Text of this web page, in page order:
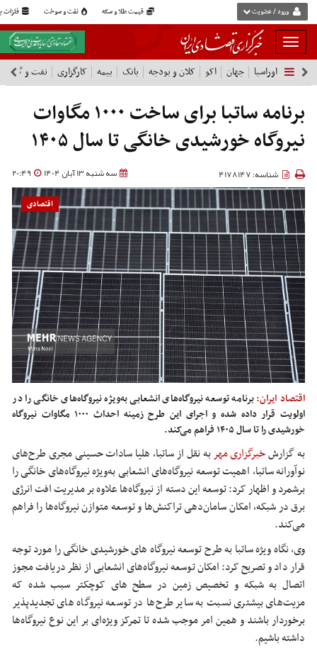
قیمت طلا و سکه نفت و سوخت فلزات ورود / عضویت
بار
و
بسته
نمودن
فهرست
اوراسیا جهان اکو کلان و بودجه بانک بیمه کارگزاری نفت و گاز
برنامه ساتبا برای ساخت ۱۰۰۰ مگاوات
نیروگاه خورشیدی خانگی تا سال ۱۴۰۵
سه شنبه 13 آبان 1404 20:49 شناسه: 4178147
اقتصادی
اقتصاد ایران:برنامه توسعه نیروگاه‌های انشعابی به‌ویژه نیروگاه‌های خانگی را در
اولویت قرار داده شده و اجرای این طرح زمینه احداث ۱۰۰۰ مگاوات نیروگاه
خورشیدی را تا سال ۱۴۰۵ فراهم می‌کند.
به گزارشخبرگزاری مهربه نقل از ساتبا، هلیا سادات حسینی مجری طرح‌های
نوآورانه ساتبا، اهمیت توسعه نیروگاه‌های انشعابی به‌ویژه نیروگاه‌های خانگی را
برشمرد و اظهار کرد: توسعه این دسته از نیروگاه‌ها علاوه بر مدیریت افت انرژی
برق در شبکه، امکان سامان‌دهی تراکنش‌ها و توسعه متوازن نیروگاه‌ها را فراهم
می‌کند.
وی، نگاه ویژه ساتبا به طرح توسعه نیروگاه های خورشیدی خانگی را مورد توجه
قرار داد و تصریح کرد: امکان توسعه نیروگاه‌های انشعابی از نظر دریافت مجوز
اتصال به شبکه و تخصیص زمین در سطح های کوچکتر سبب شده که
مزیت‌های بیشتری نسبت به سایر طرح‌ها در توسعه نیروگاه های تجدیدپذیر
برخوردار باشند و همین امر موجب شده تا تمرکز ویژه‌ای بر این نوع نیروگاه‌ها
داشته باشیم.